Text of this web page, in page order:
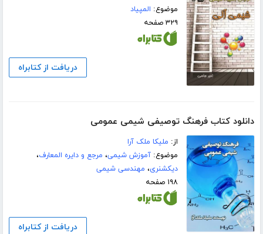
موضوع: المپیاد
۳۲۹ صفحه
دریافت از کتابراه
دانلود کتاب فرهنگ توصیفی شیمی عمومی
از: ملیکا ملک آرا
موضوع:آموزش شیمی، مرجع و دایره المعارف،
دیکشنری، مهندسی شیمی
۱۹۸ صفحه
دریافت از کتابراه